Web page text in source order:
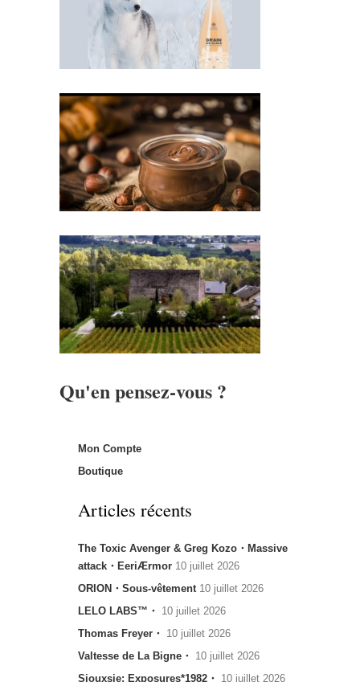
Qu'en pensez-vous ?
Mon Compte
Boutique
Articles récents
The Toxic Avenger & Greg Kozo・Massive
attack・EeriÆrmor 10 juillet 2026
ORION・Sous-vêtement 10 juillet 2026
LELO LABS™・ 10 juillet 2026
Thomas Freyer・ 10 juillet 2026
Valtesse de La Bigne・ 10 juillet 2026
Siouxsie: Exposures*1982・ 10 juillet 2026